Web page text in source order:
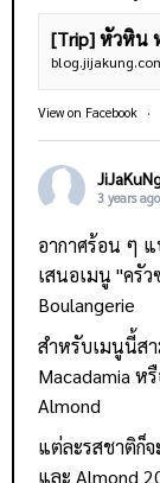
[Trip] หัวหิน
View on Facebook ·
3 years ago
อากาศร้อน ๆ
เสนอเมนู "ครั
Boulangerie
สำหรับเมนูนี้สา
Macadamia ห
Almond
แต่ละรสชาติก็จ
และ Almond